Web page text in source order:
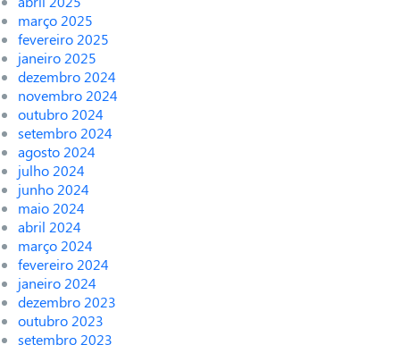
março 2025
fevereiro 2025
janeiro 2025
dezembro 2024
novembro 2024
outubro 2024
setembro 2024
agosto 2024
julho 2024
junho 2024
maio 2024
abril 2024
março 2024
fevereiro 2024
janeiro 2024
dezembro 2023
outubro 2023
setembro 2023